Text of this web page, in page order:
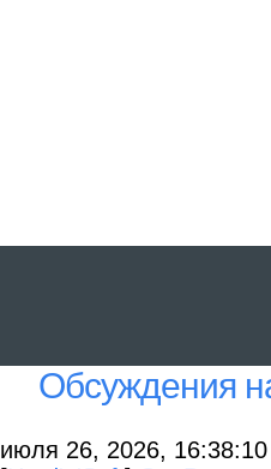
Обсуждения
июля 26, 2026, 16:38:10